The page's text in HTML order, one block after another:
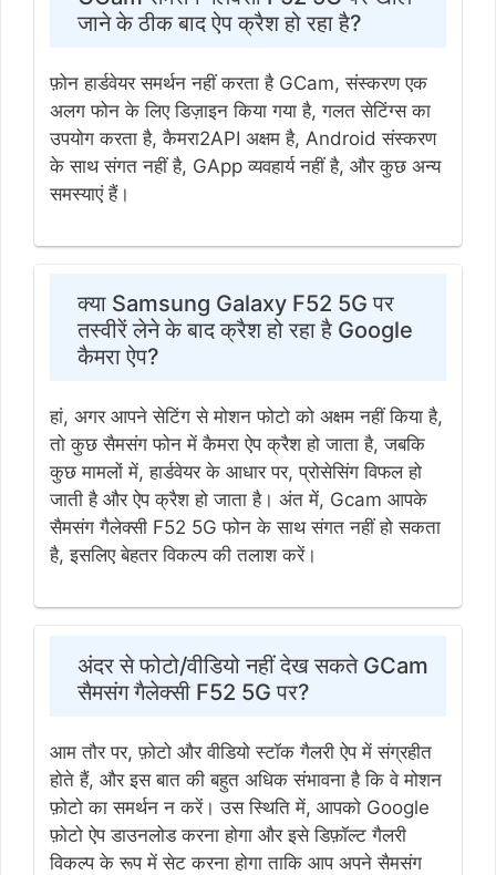
जाने के ठीक बाद ऐप क्रैश हो रहा है?
फ़ोन हार्डवेयर समर्थन नहीं करता है GCam, संस्करण एक
अलग फोन के लिए डिज़ाइन किया गया है, गलत सेटिंग्स का
उपयोग करता है, कैमरा2API अक्षम है, Android संस्करण
के साथ संगत नहीं है, GApp व्यवहार्य नहीं है, और कुछ अन्य
समस्याएं हैं।
क्या Samsung Galaxy F52 5G पर
तस्वीरें लेने के बाद क्रैश हो रहा है Google
कैमरा ऐप?
हां, अगर आपने सेटिंग से मोशन फोटो को अक्षम नहीं किया है,
तो कुछ सैमसंग फोन में कैमरा ऐप क्रैश हो जाता है, जबकि
कुछ मामलों में, हार्डवेयर के आधार पर, प्रोसेसिंग विफल हो
जाती है और ऐप क्रैश हो जाता है। अंत में, Gcam आपके
सैमसंग गैलेक्सी F52 5G फोन के साथ संगत नहीं हो सकता
है, इसलिए बेहतर विकल्प की तलाश करें।
अंदर से फोटो/वीडियो नहीं देख सकते GCam
सैमसंग गैलेक्सी F52 5G पर?
आम तौर पर, फ़ोटो और वीडियो स्टॉक गैलरी ऐप में संग्रहीत
होते हैं, और इस बात की बहुत अधिक संभावना है कि वे मोशन
फ़ोटो का समर्थन न करें। उस स्थिति में, आपको Google
फ़ोटो ऐप डाउनलोड करना होगा और इसे डिफ़ॉल्ट गैलरी
विकल्प के रूप में सेट करना होगा ताकि आप अपने सैमसंग